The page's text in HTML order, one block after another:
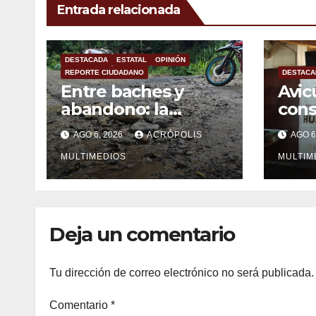
Entrada relacionada
DESTACADA ESTATAL
OPINIÓN
REPORTE CIUDADANO
Entre baches y
abandono: la
carretera Colipa-
Yecuatla se
convierte en un
riesgo diario
AGO 6, 2026 ACRÓPOLIS
MULTIMEDIOS
AGO
Deja un comentario
Tu dirección de correo electrónico no será publicada.
Comentario *